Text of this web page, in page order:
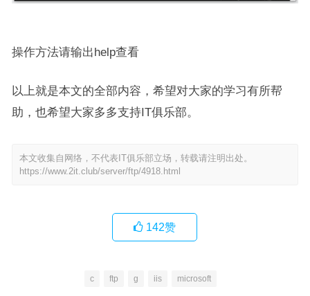
操作方法请输出help查看
以上就是本文的全部内容，希望对大家的学习有所帮
助，也希望大家多多支持IT俱乐部。
本文收集自网络，不代表IT俱乐部立场，转载请注明出处。
https://www.2it.club/server/ftp/4918.html
142赞
c ftp g iis microsoft